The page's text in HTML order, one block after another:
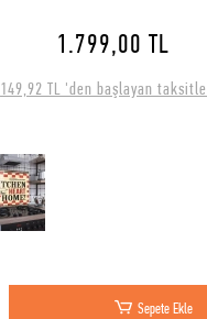
1.799,00 TL
149,92 TL 'den başlayan
Sepete Ekle